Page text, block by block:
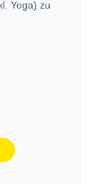
Yoga) zu